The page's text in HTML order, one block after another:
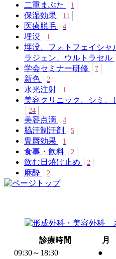
二重まぶた 1
保湿効果 11
医療脱毛 4
埋没 1
埋没、フォトフェイシャ
ラジェン、ウルトラセル
学会セミナー研修 7
新色 2
水光注射 1
美容クリニック、シミ、
24
美容点滴 4
脇汗制汗剤 5
豊唇効果 1
食事・飲料 2
飲む日焼け止め 2
麻酔 2
診療時間 月
09:30～18:30
●